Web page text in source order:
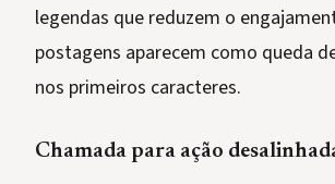
legendas que reduzem o
postagens aparecem como queda
nos primeiros caracteres.
Chamada para ação